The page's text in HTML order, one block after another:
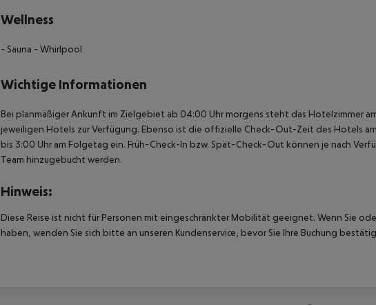
Wellness
- Sauna - Whirlpool
Wichtige Informationen
Bei planmäßiger Ankunft im Zielgebiet ab 04:00 Uhr morgens steht das Hotelzimmer
jeweiligen Hotels zur Verfügung. Ebenso ist die offizielle Check-Out-Zeit des Hotels
bis 3:00 Uhr am Folgetag ein. Früh-Check-In bzw. Spät-Check-Out können je nach
Team hinzugebucht werden.
Hinweis:
Diese Reise ist nicht für Personen mit eingeschränkter Mobilität geeignet. Wenn Sie
haben, wenden Sie sich bitte an unseren Kundenservice, bevor Sie Ihre Buchung